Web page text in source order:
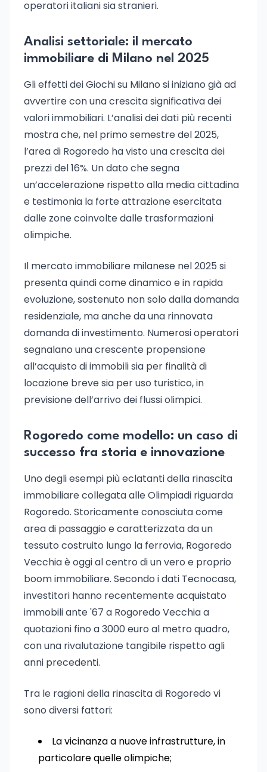
operatori italiani sia stranieri.
Analisi settoriale: il mercato
immobiliare di Milano nel 2025
Gli effetti dei Giochi su Milano si iniziano già ad
avvertire con una crescita significativa dei
valori immobiliari. L’analisi dei dati più recenti
mostra che, nel primo semestre del 2025,
l’area di Rogoredo ha visto una crescita dei
prezzi del 16%. Un dato che segna
un’accelerazione rispetto alla media cittadina
e testimonia la forte attrazione esercitata
dalle zone coinvolte dalle trasformazioni
olimpiche.
Il mercato immobiliare milanese nel 2025 si
presenta quindi come dinamico e in rapida
evoluzione, sostenuto non solo dalla domanda
residenziale, ma anche da una rinnovata
domanda di investimento. Numerosi operatori
segnalano una crescente propensione
all’acquisto di immobili sia per finalità di
locazione breve sia per uso turistico, in
previsione dell’arrivo dei flussi olimpici.
Rogoredo come modello: un caso di
successo fra storia e innovazione
Uno degli esempi più eclatanti della rinascita
immobiliare collegata alle Olimpiadi riguarda
Rogoredo. Storicamente conosciuta come
area di passaggio e caratterizzata da un
tessuto costruito lungo la ferrovia, Rogoredo
Vecchia è oggi al centro di un vero e proprio
boom immobiliare. Secondo i dati Tecnocasa,
investitori hanno recentemente acquistato
immobili ante '67 a Rogoredo Vecchia a
quotazioni fino a 3000 euro al metro quadro,
con una rivalutazione tangibile rispetto agli
anni precedenti.
Tra le ragioni della rinascita di Rogoredo vi
sono diversi fattori:
La vicinanza a nuove infrastrutture, in
particolare quelle olimpiche;